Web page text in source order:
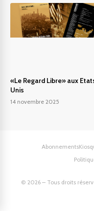
«Le Regard Libre» aux
Unis
14 novembre 2025
© 2026 – Tous droits
Abonnements